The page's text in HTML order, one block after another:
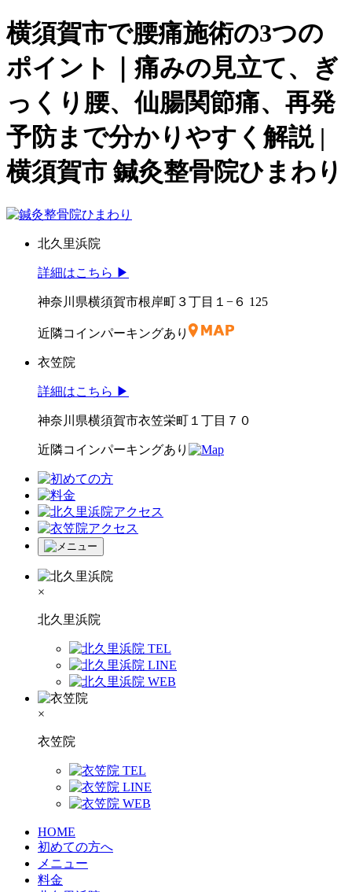
横須賀市で腰痛施術の3つの
ポイント｜痛みの見立て、ぎ
っくり腰、仙腸関節痛、再発
予防まで分かりやすく解説 |
横須賀市 鍼灸整骨院ひまわり
北久里浜院
詳細はこちら ▶︎
神奈川県横須賀市根岸町３丁目１−６ 125
近隣コインパーキングあり
衣笠院
詳細はこちら ▶︎
神奈川県横須賀市衣笠栄町１丁目７０
近隣コインパーキングあり
×
北久里浜院
×
衣笠院
HOME
初めての方へ
メニュー
料金